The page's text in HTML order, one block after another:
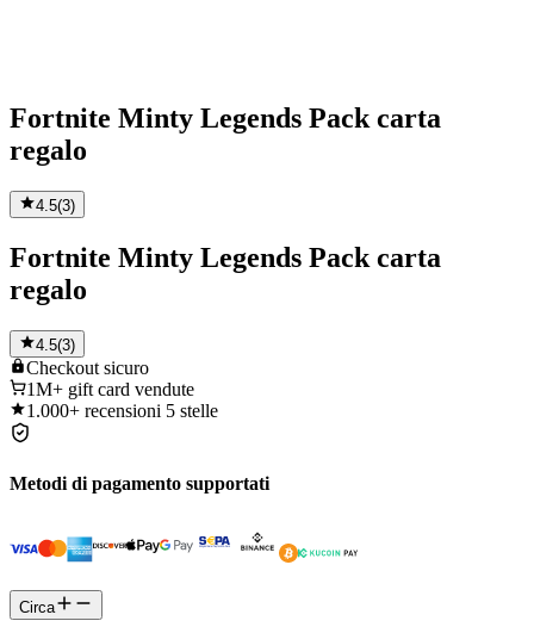
Fortnite Minty Legends Pack carta
regalo
4.5(3)
Fortnite Minty Legends Pack carta
regalo
4.5(3)
Checkout sicuro
1M+ gift card vendute
1.000+ recensioni 5 stelle
Metodi di pagamento supportati
Circa